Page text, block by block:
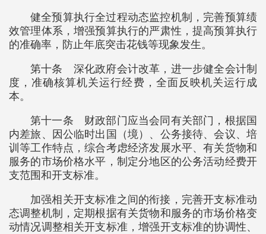
健全预算执行全过程动态监控机制，完善预算绩
效管理体系，增强预算执行的严肃性，提高预算执行
的准确率，防止年底突击花钱等现象发生。
第十条 深化政府会计改革，进一步健全会计制
度，准确核算机关运行经费，全面反映机关运行成
本。
第十一条 财政部门应当会同有关部门，根据国
内差旅、因公临时出国（境）、公务接待、会议、培
训等工作特点，综合考虑经济发展水平、有关货物和
服务的市场价格水平，制定分地区的公务活动经费开
支范围和开支标准。
加强相关开支标准之间的衔接，完善开支标准动
态调整机制，定期根据有关货物和服务的市场价格变
动情况调整相关开支标准，增强开支标准的协调性、